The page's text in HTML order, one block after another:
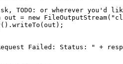
TODO: or wherever you'd
out = new
Failed: Status: " +